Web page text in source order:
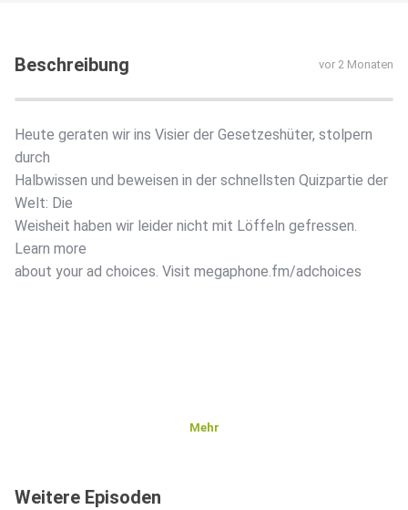
Beschreibung vor 2 Monaten
Heute geraten wir ins Visier der Gesetzeshüter, stolpern
durch
Halbwissen und beweisen in der schnellsten Quizpartie der
Welt: Die
Weisheit haben wir leider nicht mit Löffeln gefressen.
Learn more
about your ad choices. Visit megaphone.fm/adchoices
Mehr
Weitere Episoden